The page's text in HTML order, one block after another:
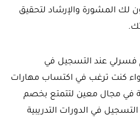
لك المشورة والإرشاد لتحقيق
عند التسجيل في
كنت ترغب في اكتساب مهارات
في مجال معين لتتمتع بخصم
رسوم التسجيل في الدورات التدريبية